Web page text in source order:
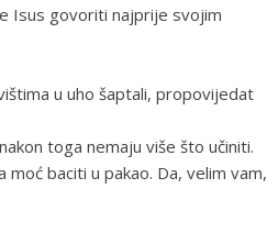
Isus govoriti najprije svojim
u uho šaptali, propovijedat
toga nemaju više što učiniti.
baciti u pakao. Da, velim vam,